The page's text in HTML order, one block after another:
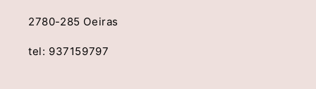
2780-285 Oeiras
tel: 937159797